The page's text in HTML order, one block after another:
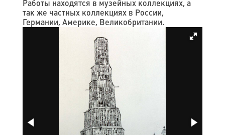
Работы находятся в музейных коллекциях, а
так же частных коллекциях в России,
Германии, Америке, Великобритании.